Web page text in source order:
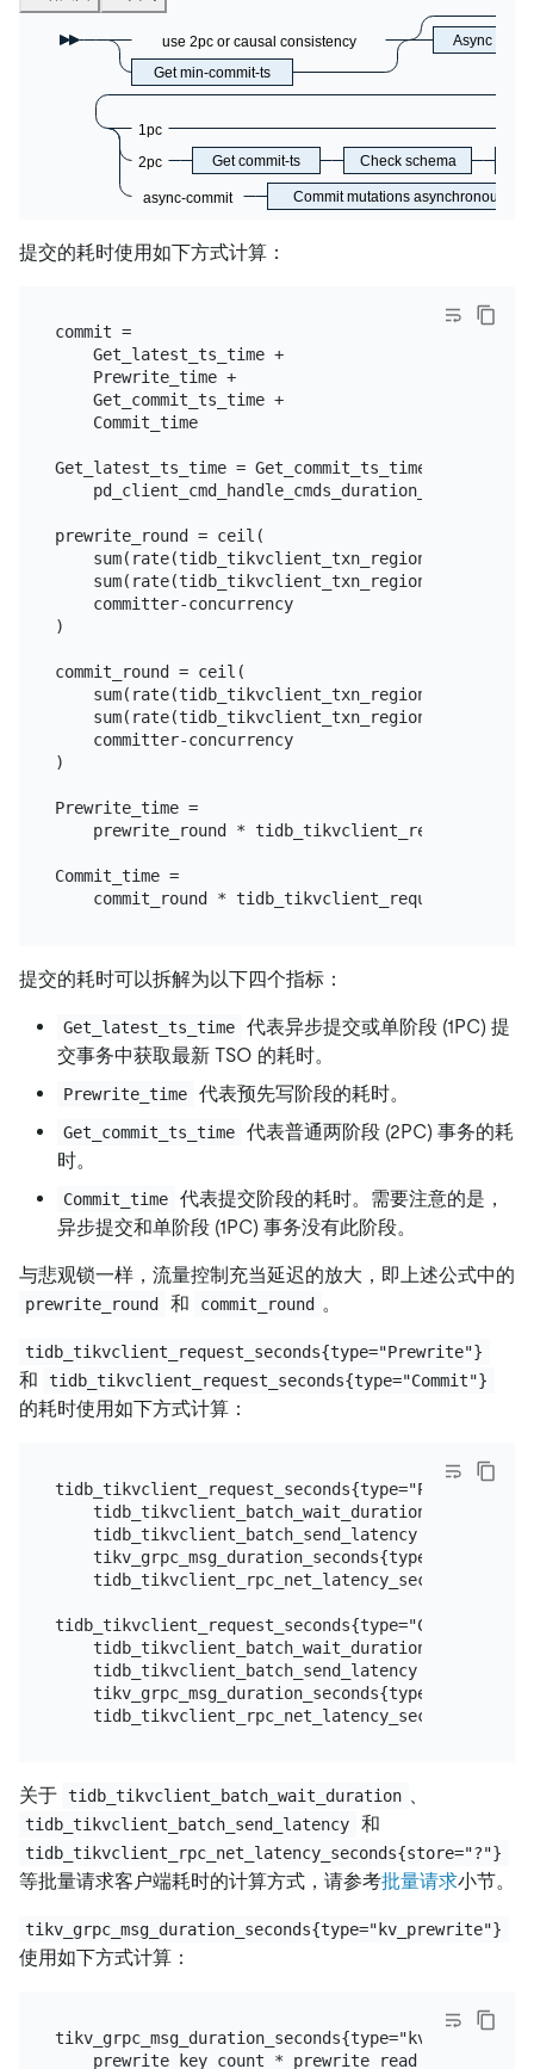
use 2pc or causal consistency
Get min-commit-ts
Async
1pc
2pc
Get commit-ts Check schema
async-commit Commit mutations asynchronously
提交的耗时使用如下方式计算：
commit =
    Get_latest_ts_time +
    Prewrite_time +
    Get_commit_ts_time +
    Commit_time
Get_latest_ts_time = Get_commit_ts_time =
prewrite_round = ceil(
    committer-concurrency
)
commit_round = ceil(
    committer-concurrency
)
Prewrite_time =
prewrite_round *
Commit_time =
提交的耗时可以拆解为以下四个指标：
Get_latest_ts_time
代表异步提交或单阶段 (1PC) 提
交事务中获取最新 TSO 的耗时。
Prewrite_time 代表预先写阶段的耗时。
Get_commit_ts_time
代表普通两阶段 (2PC) 事务的耗
时。
Commit_time
代表提交阶段的耗时。需要注意的是，
异步提交和单阶段 (1PC) 事务没有此阶段。
与悲观锁一样，流量控制充当延迟的放大，即上述公式中的
prewrite_round 和 commit_round 。
tidb_tikvclient_request_seconds{type="Prewrite"}
和 tidb_tikvclient_request_seconds{type="Commit"}
的耗时使用如下方式计算：
tidb_tikvclient_request_seconds{type="Prewrite"} =
    tidb_tikvclient_batch_wait_duration +
    tidb_tikvclient_batch_send_latency +
tidb_tikvclient_request_seconds{type="Commit"} =
    tidb_tikvclient_batch_wait_duration +
    tidb_tikvclient_batch_send_latency +
关于 tidb_tikvclient_batch_wait_duration 、
tidb_tikvclient_batch_send_latency 和
tidb_tikvclient_rpc_net_latency_seconds{store="?"}
等批量请求客户端耗时的计算方式，请参考批量请求小节。
tikv_grpc_msg_duration_seconds{type="kv_prewrite"}
使用如下方式计算：
    prewrite key count * prewrite read duration +